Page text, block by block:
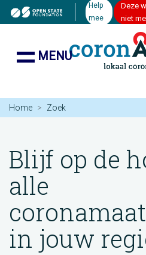
Help
mee
Deze
niet
MENU
Home Zoek
Blijf op de
alle
in jouw